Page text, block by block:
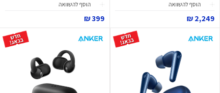
הוסף להשוואה
2,249 ₪
הוסף להשוואה
399 ₪